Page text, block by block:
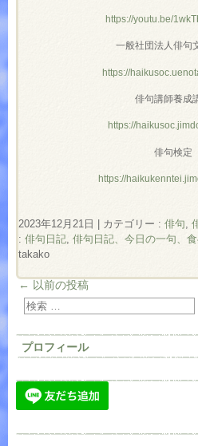
https://youtu.be/
一般社団法人俳句
https://
俳句講師養成
https://
俳句検定
https://
2023年12月21日 | カテゴリー : 俳句
: 俳句日記 俳句日記、今日の一句、
takako
← 以前の投稿
プロフィール